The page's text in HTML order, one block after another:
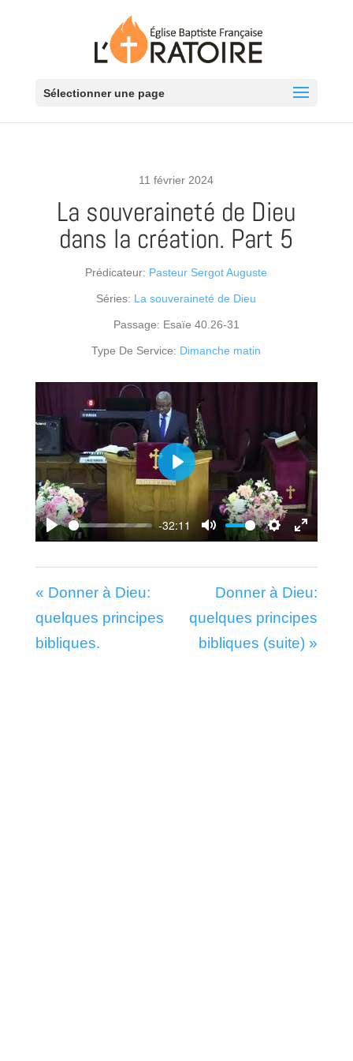
Sélectionner une page
11 février 2024
La souveraineté de Dieu
dans la création. Part 5
Prédicateur: Pasteur Sergot Auguste
Séries: La souveraineté de Dieu
Passage: Esaïe 40.26-31
Type De Service: Dimanche matin
Play
-32:11
Mute Settings
Enter
Play
« Donner à Dieu:
quelques principes
bibliques.
Donner à Dieu:
quelques principes
bibliques (suite) »